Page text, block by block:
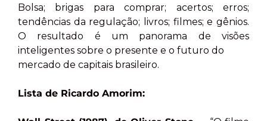
Bolsa; brigas para comprar; acertos; erros;
tendências da regulação; livros; filmes; e gênios.
O resultado é um panorama de visões
inteligentes sobre o presente e o futuro do
mercado de capitais brasileiro.
Lista de Ricardo Amorim: